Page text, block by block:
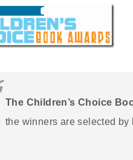
The Children’s Choice
the winners are selected by